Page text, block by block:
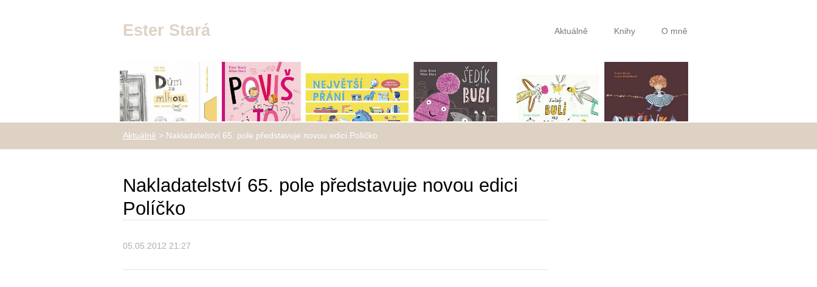
Ester Stará Aktuálně Knihy O mně
Aktuálně > Nakladatelství 65. pole představuje novou edici Políčko
Nakladatelství 65. pole představuje novou edici
Políčko
05.05.2012 21:27